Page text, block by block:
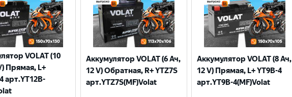
VOLAT (10
Прямая, L+
арт.YT12B-
Аккумулятор VOLAT (6 Ач,
12 V) Обратная, R+ YTZ7S
арт.YTZ7S(MF)Volat
Аккумулятор VOLAT (8 Ач,
12 V) Прямая, L+ YT9B-4
арт.YT9B-4(MF)Volat